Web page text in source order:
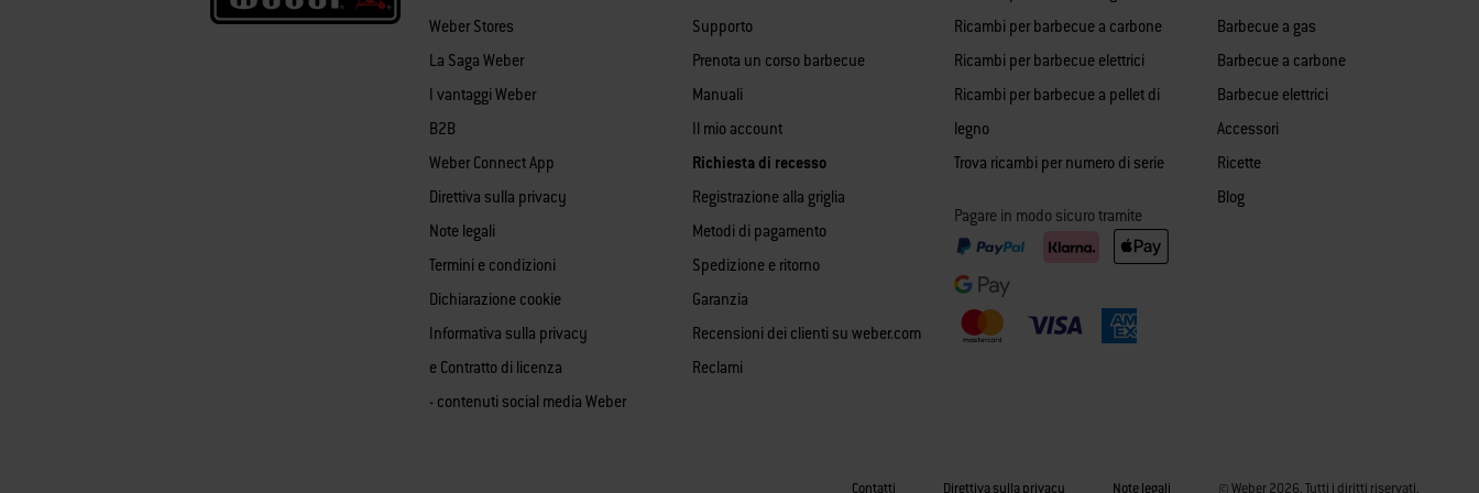
Weber Stores
La Saga Weber
I vantaggi Weber
B2B
Weber Connect App
Direttiva sulla privacy
Note legali
Termini e condizioni
Dichiarazione cookie
Informativa sulla privacy
e Contratto di licenza
- contenuti social media Weber
Supporto
Prenota un corso barbecue
Manuali
Il mio account
Richiesta di recesso
Registrazione alla griglia
Metodi di pagamento
Spedizione e ritorno
Garanzia
Recensioni dei clienti su weber.com
Reclami
Ricambi per barbecue a carbone
Ricambi per barbecue elettrici
Ricambi per barbecue a pellet di
legno
Trova ricambi per numero di serie
Pagare in modo sicuro tramite
Barbecue a gas
Barbecue a carbone
Barbecue elettrici
Accessori
Ricette
Blog
Contatti Direttiva sulla privacy Note legali © Weber 2026. Tutti i diritti riservati.